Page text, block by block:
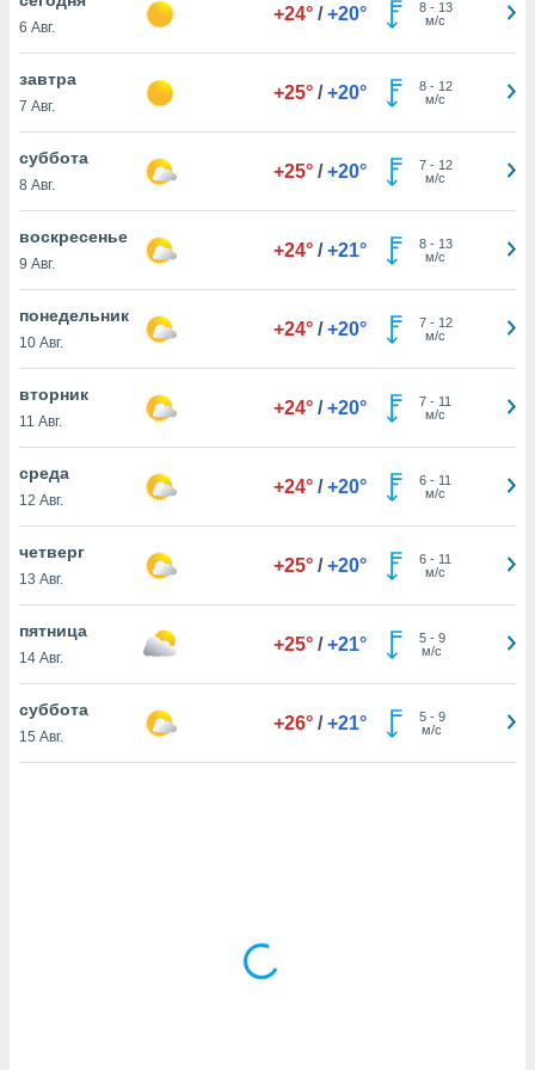
действия
на веб-
основе.
нашей
cookie
в
ВЫ
равно
нашим
6 Авг.
+24° / +20° 8- 13
м/с
завтра
7 Авг.
+25° / +20° 8- 12
м/с
суббота
8 Авг.
+25° / +20° 7- 12
м/с
воскресенье
9 Авг.
+24° / +21° 8- 13
м/с
понедельник
10 Авг.
+24° / +20° 7- 12
м/с
вторник
11 Авг.
+24° / +20° 7- 11
м/с
среда
12 Авг.
+24° / +20° 6- 11
м/с
четверг
13 Авг.
+25° / +20° 6- 11
м/с
пятница
14 Авг.
+25° / +21° 5- 9
м/с
суббота
15 Авг.
+26° / +21° 5- 9
м/с